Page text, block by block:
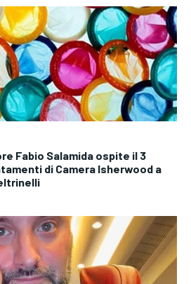
Fabio Salamida ospite il 3
di Camera Isherwood a